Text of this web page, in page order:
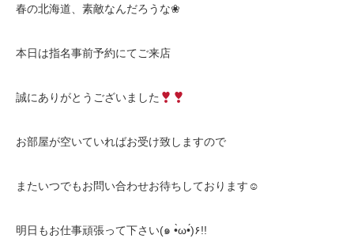
春の北海道、素敵なんだろうな❀
本日は指名事前予約にてご来店
誠にありがとうございました
お部屋が空いていればお受け致しますので
またいつでもお問い合わせお待ちしております☺︎
明日もお仕事頑張って下さい(๑ •̀ω•́)۶!!